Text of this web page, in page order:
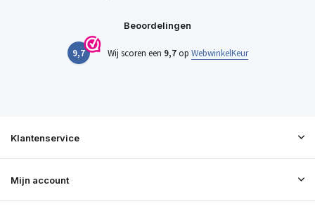
Beoordelingen
9,7 Wij scoren een 9,7op WebwinkelKeur
Klantenservice
Mijn account